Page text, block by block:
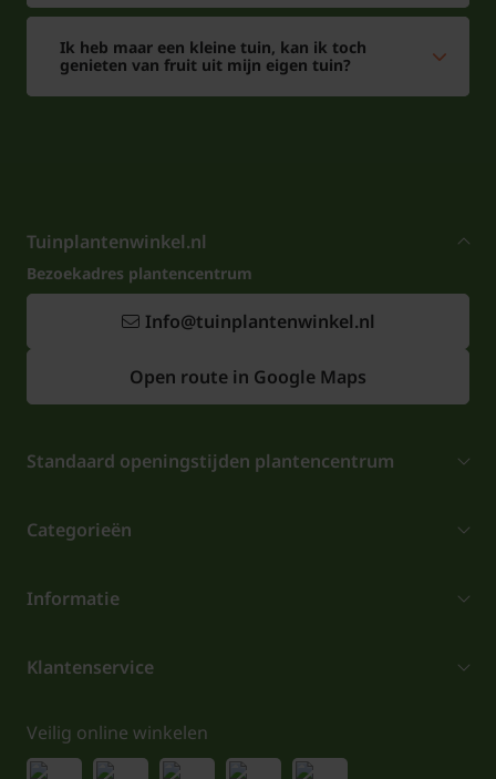
Ik heb maar een kleine tuin, kan ik toch
genieten van fruit uit mijn eigen tuin?
Tuinplantenwinkel.nl
Bezoekadres plantencentrum
Info@tuinplantenwinkel.nl
Open route in Google Maps
Standaard openingstijden plantencentrum
Categorieën
Informatie
Klantenservice
Veilig online winkelen